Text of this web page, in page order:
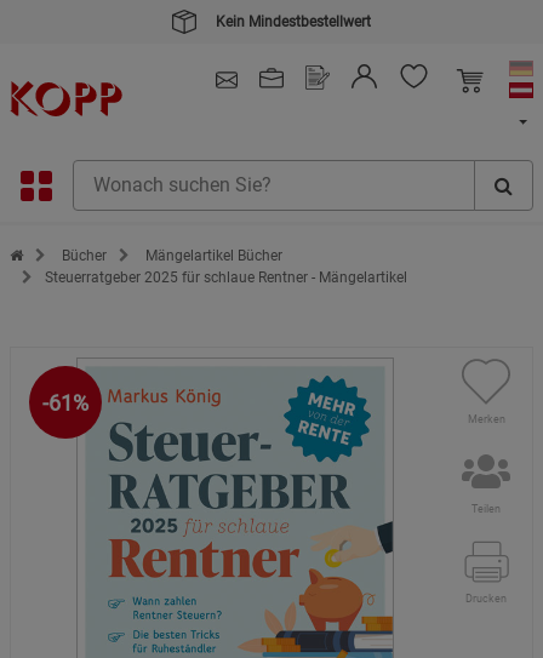
Kein Mindestbestellwert
Zur Startseite des Kopp Verlag Online-Shop
Bücher
Mängelartikel Bücher
Steuerratgeber 2025 für schlaue Rentner - Mängelartikel
-61%
Merken
Teilen
Drucken